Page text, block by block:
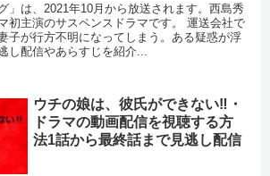
」は、2021年10月から放送されます。西島秀
初主演のサスペンスドラマです。 運送会社で
子が行方不明になってしまう。ある疑惑が浮
し配信やあらすじを紹介...
ウチの娘は、彼氏ができない‼・
ドラマの動画配信を視聴する方
法1話から最終話まで見逃し配信